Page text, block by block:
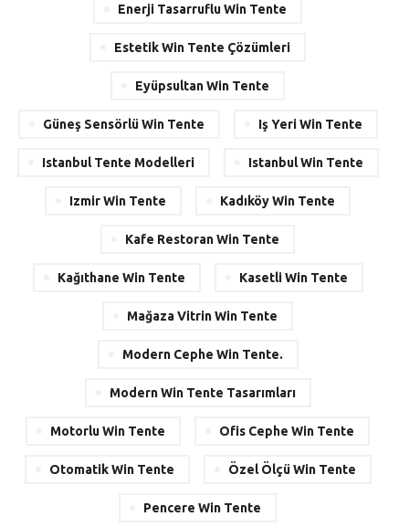
Enerji Tasarruflu Win Tente
Estetik Win Tente Çözümleri
Eyüpsultan Win Tente
Güneş Sensörlü Win Tente Iş Yeri Win Tente
Istanbul Tente Modelleri Istanbul Win Tente
Izmir Win Tente Kadıköy Win Tente
Kafe Restoran Win Tente
Kağıthane Win Tente Kasetli Win Tente
Mağaza Vitrin Win Tente
Modern Cephe Win Tente.
Modern Win Tente Tasarımları
Motorlu Win Tente Ofis Cephe Win Tente
Otomatik Win Tente Özel Ölçü Win Tente
Pencere Win Tente